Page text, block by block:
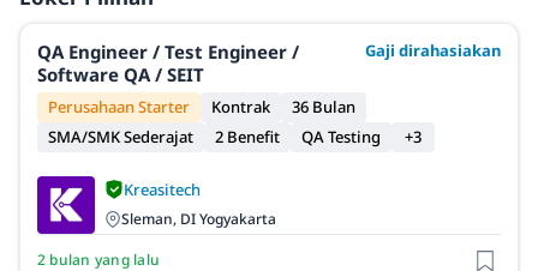
QA Engineer / Test Engineer /
Software QA / SEIT
Gaji dirahasiakan
Perusahaan Starter Kontrak
36 Bulan
SMA/SMK Sederajat
2 Benefit QA Testing +3
Kreasitech
Sleman, DI Yogyakarta
2 bulan yang lalu